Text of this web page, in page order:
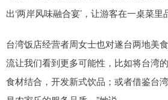
出‘两岸风味融合宴’，让游客在一桌菜里
台湾饭店经营者周女士也对遂台两地美
流让我们看到更多可能性，比如将台湾
食材结合，开发新式饮品；或者借鉴台